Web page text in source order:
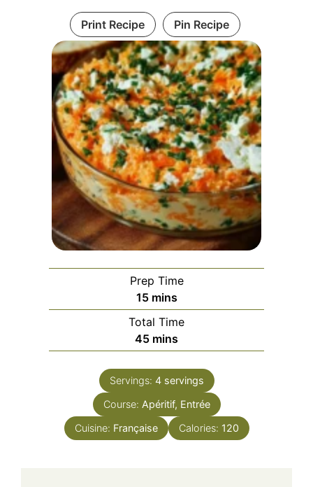
Print Recipe Pin Recipe
Prep Time
15minutes
mins
Total Time
45minutes
mins
Servings: 4 servings
Course: Apéritif, Entrée
Cuisine: Française Calories: 120